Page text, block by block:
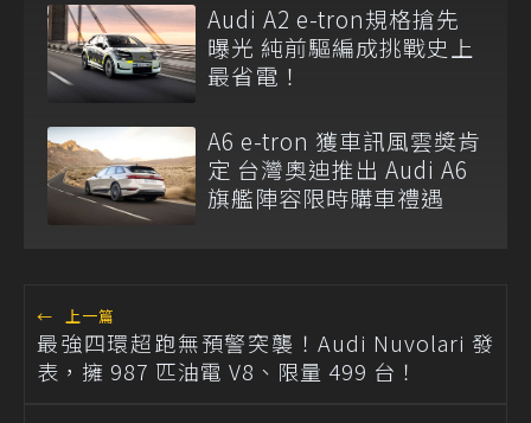
Audi A2 e-tron規格搶先
曝光 純前驅編成挑戰史上
最省電！
A6 e-tron 獲車訊風雲獎肯
定 台灣奧迪推出 Audi A6
旗艦陣容限時購車禮遇
← 上一篇
最強四環超跑無預警突襲！Audi Nuvolari 發
表，擁 987 匹油電 V8、限量 499 台！